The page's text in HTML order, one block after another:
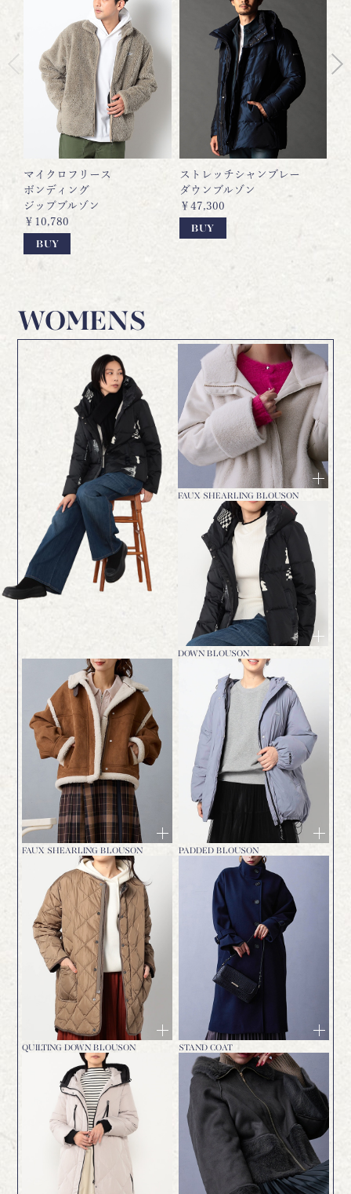
マイクロフリース
ボンディング
ジップブルゾン
￥10,780
BUY
ストレッチシャンブレー
ダウンブルゾン
￥47,300
BUY
WOMENS
FAUX SHEARLING BLOUSON
DOWN BLOUSON
FAUX SHEARLING BLOUSON PADDED BLOUSON
QUILTING DOWN BLOUSON STAND COAT